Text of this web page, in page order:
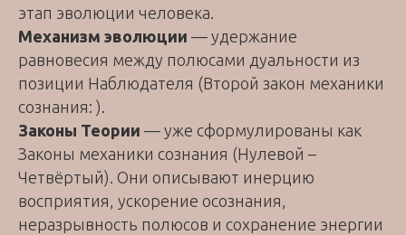
этап эволюции человека.
Механизм эволюции — удержание
равновесия между полюсами дуальности из
позиции Наблюдателя (Второй закон механики
сознания: ).
Законы Теории — уже сформулированы как
Законы механики сознания (Нулевой –
Четвёртый). Они описывают инерцию
восприятия, ускорение осознания,
неразрывность полюсов и сохранение энергии